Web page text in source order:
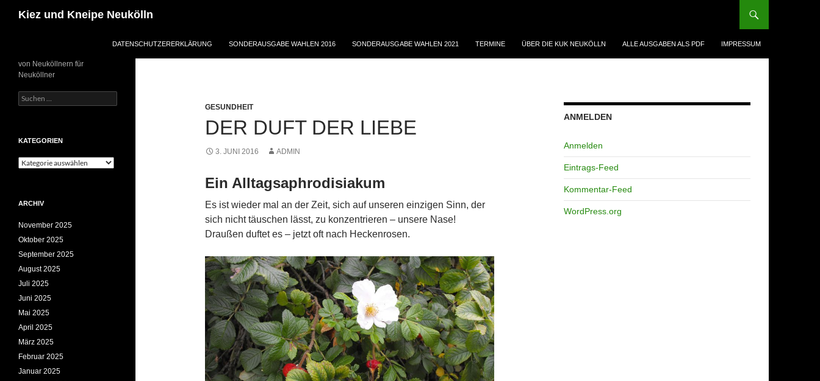
Inhalt
Kiez und Kneipe Neukölln
DATENSCHUTZERERKLÄRUNG SONDERAUSGABE WAHLEN 2016 SONDERAUSGABE WAHLEN 2021 TERMINE ÜBER DIE KUK NEUKÖLLN ALLE AUSGABEN ALS PDF IMPRESSUM
GESUNDHEIT
DER DUFT DER LIEBE
3. JUNI 2016 ADMIN
Ein Alltagsaphrodisiakum
Es ist wieder mal an der Zeit, sich auf unseren einzigen Sinn, der
sich nicht täuschen lässt, zu konzentrieren – unsere Nase!
Draußen duftet es – jetzt oft nach Heckenrosen.
ANMELDEN
Anmelden
Eintrags-Feed
Kommentar-Feed
WordPress.org
von Neuköllnern für
Neuköllner
Suchen
nach:
KATEGORIEN
Kategorien
ARCHIV
November 2025
Oktober 2025
September 2025
August 2025
Juli 2025
Juni 2025
Mai 2025
April 2025
März 2025
Februar 2025
Januar 2025